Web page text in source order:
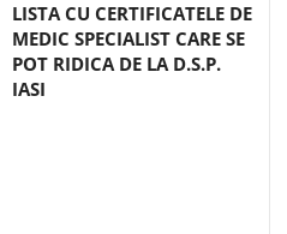
LISTA CU CERTIFICATELE DE
MEDIC SPECIALIST CARE SE
POT RIDICA DE LA D.S.P.
IASI